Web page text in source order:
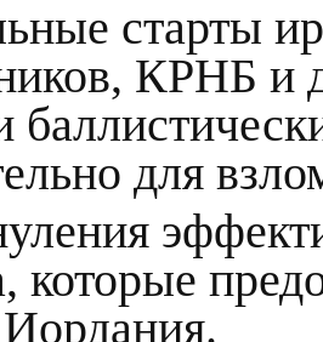
старты
КРНБ и
для
которые